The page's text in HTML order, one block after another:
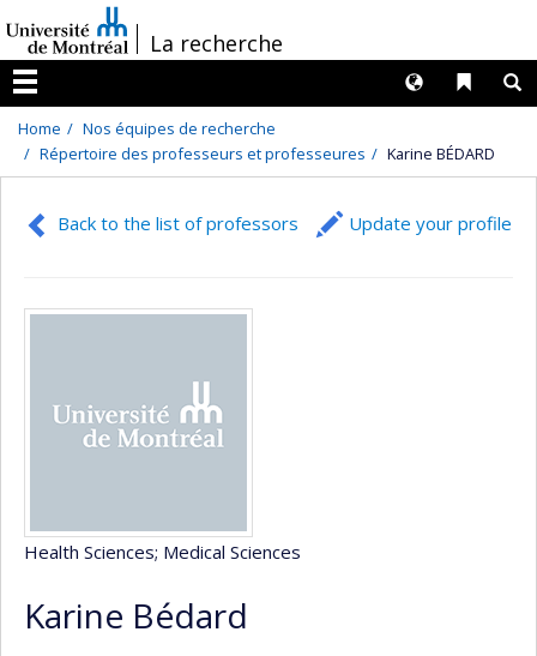
au
contenu
/La recherche
Menu
Liens
Langues
Home
Nos équipes de recherche
Répertoire des professeurs et professeures
Karine BÉDARD
Back to the list of professors Update your profile
Health Sciences; Medical Sciences
Karine Bédard